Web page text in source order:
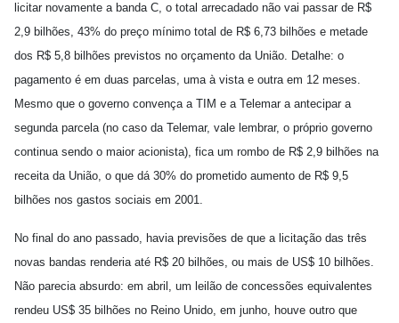
licitar novamente a banda C, o total arrecadado não vai passar de R$
2,9 bilhões, 43% do preço mínimo total de R$ 6,73 bilhões e metade
dos R$ 5,8 bilhões previstos no orçamento da União. Detalhe: o
pagamento é em duas parcelas, uma à vista e outra em 12 meses.
Mesmo que o governo convença a TIM e a Telemar a antecipar a
segunda parcela (no caso da Telemar, vale lembrar, o próprio governo
continua sendo o maior acionista), fica um rombo de R$ 2,9 bilhões na
receita da União, o que dá 30% do prometido aumento de R$ 9,5
bilhões nos gastos sociais em 2001.
No final do ano passado, havia previsões de que a licitação das três
novas bandas renderia até R$ 20 bilhões, ou mais de US$ 10 bilhões.
Não parecia absurdo: em abril, um leilão de concessões equivalentes
rendeu US$ 35 bilhões no Reino Unido, em junho, houve outro que